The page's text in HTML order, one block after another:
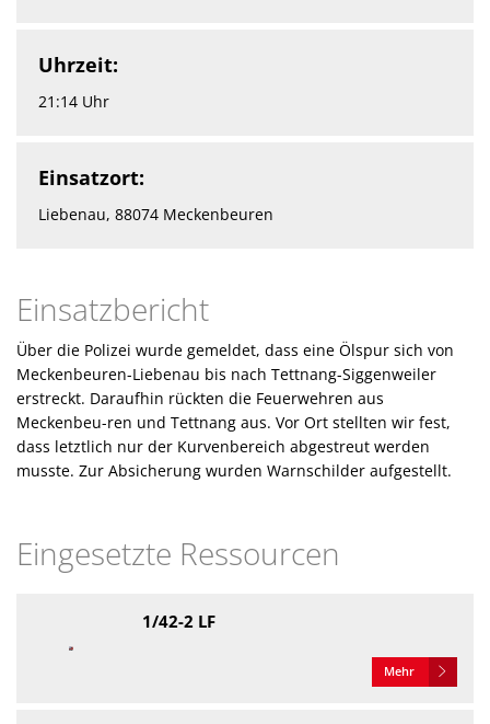
Uhrzeit:
21:14 Uhr
Einsatzort:
Liebenau, 88074 Meckenbeuren
Einsatzbericht
Über die Polizei wurde gemeldet, dass eine Ölspur sich von
Meckenbeuren-Liebenau bis nach Tettnang-Siggenweiler
erstreckt. Daraufhin rückten die Feuerwehren aus
Meckenbeu-ren und Tettnang aus. Vor Ort stellten wir fest,
dass letztlich nur der Kurvenbereich abgestreut werden
musste. Zur Absicherung wurden Warnschilder aufgestellt.
Eingesetzte Ressourcen
1/42-2 LF
Mehr